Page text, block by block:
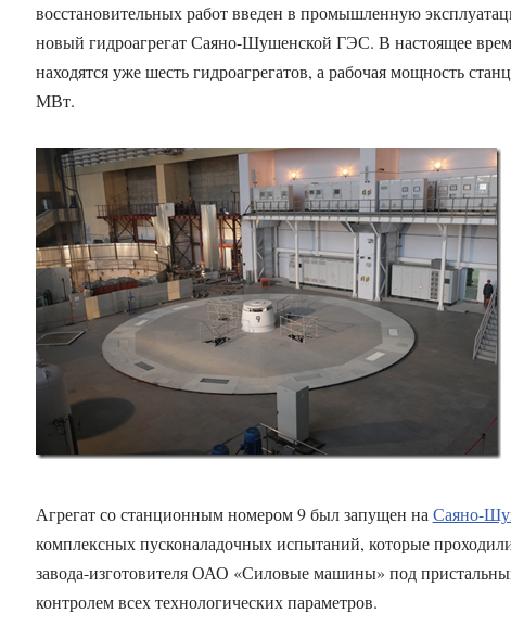
восстановительных работ введен в промышленную
новый гидроагрегат Саяно-Шушенской ГЭС. В настоящее
находятся уже шесть гидроагрегатов, а рабочая мощность
МВт.
Агрегат со станционным номером 9 был запущен наСаяно-
комплексных пусконаладочных испытаний, которые
завода-изготовителя ОАО «Силовые машины» под
контролем всех технологических параметров.